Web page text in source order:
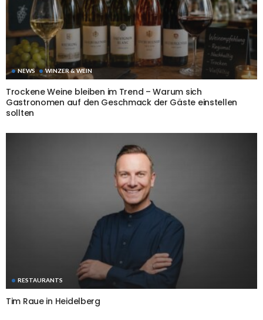
NEWS WINZER & WEIN
Trockene Weine bleiben im Trend – Warum sich
Gastronomen auf den Geschmack der Gäste einstellen
sollten
RESTAURANTS
Tim Raue in Heidelberg